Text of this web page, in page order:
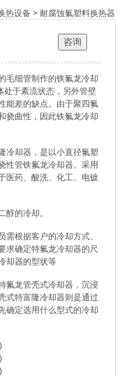
热设备 > 耐腐蚀氟塑料换热器
咨询
细管制作的铁氟龙冷却
处于紊流状态，另外管壁
能差的缺点。由于聚四氟
挠曲性，因此铁氟龙冷却
却器，是以小直径氟塑
性管铁氟龙冷却器。采用
医药、酸洗、化工、电镀
的冷却。
根据客户的冷却方式、
求确定特氟龙冷却器的尺
却器的型状等
龙管壳式冷却器，沉浸
式特富隆冷却器则是通过
确定选用什么型式的冷却